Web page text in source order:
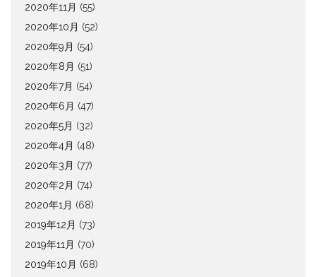
2020年11月 (55)
2020年10月 (52)
2020年9月 (54)
2020年8月 (51)
2020年7月 (54)
2020年6月 (47)
2020年5月 (32)
2020年4月 (48)
2020年3月 (77)
2020年2月 (74)
2020年1月 (68)
2019年12月 (73)
2019年11月 (70)
2019年10月 (68)